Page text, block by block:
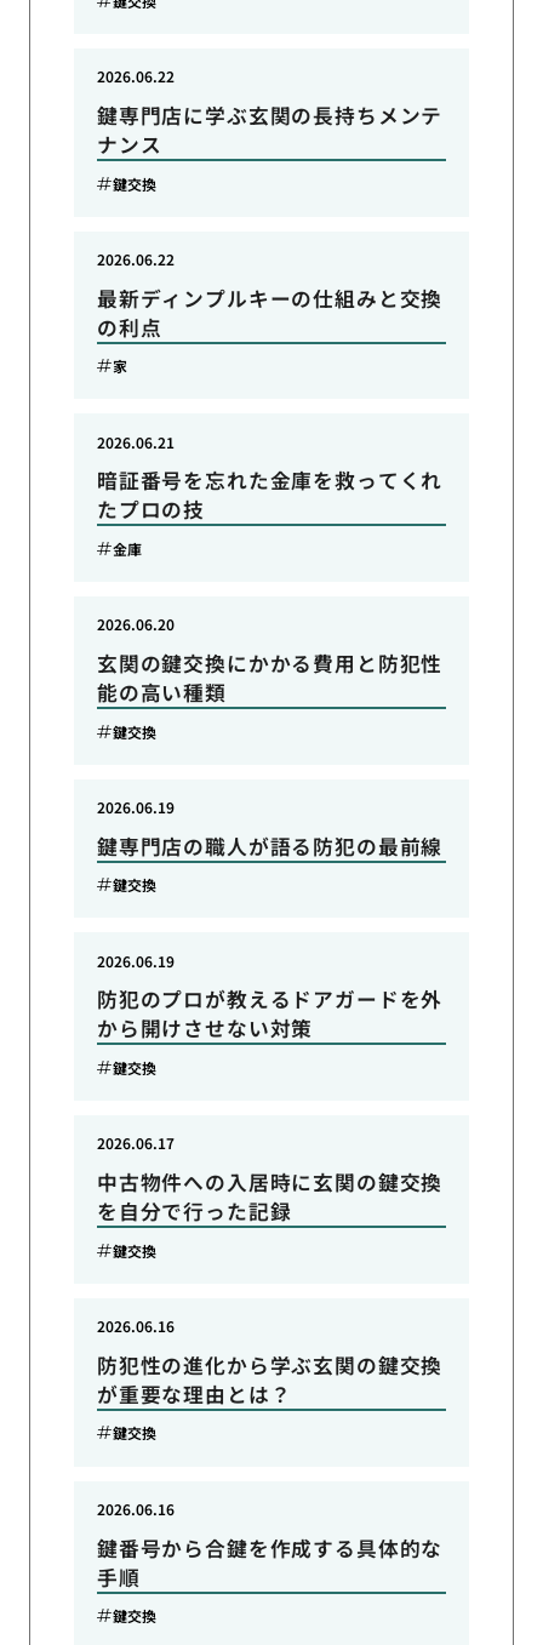
鍵専門店に学ぶ玄関の長持ちメンテ
ナンス
2026.06.22
鍵交換
最新ディンプルキーの仕組みと交換
の利点
2026.06.22
家
暗証番号を忘れた金庫を救ってくれ
たプロの技
2026.06.21
金庫
玄関の鍵交換にかかる費用と防犯性
能の高い種類
2026.06.20
鍵交換
鍵専門店の職人が語る防犯の最前線
2026.06.19
鍵交換
防犯のプロが教えるドアガードを外
から開けさせない対策
2026.06.19
鍵交換
中古物件への入居時に玄関の鍵交換
を自分で行った記録
2026.06.17
鍵交換
防犯性の進化から学ぶ玄関の鍵交換
が重要な理由とは？
2026.06.16
鍵交換
鍵番号から合鍵を作成する具体的な
手順
2026.06.16
鍵交換